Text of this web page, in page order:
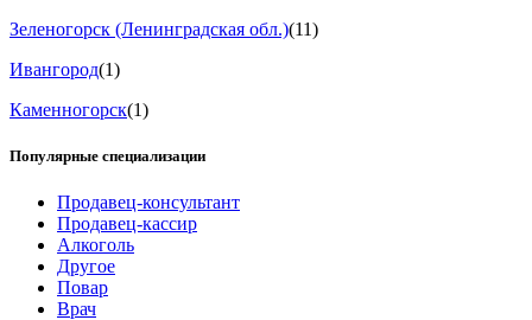
Зеленогорск (Ленинградская обл.)(11)
Ивангород(1)
Каменногорск(1)
Популярные специализации
Продавец-консультант
Продавец-кассир
Алкоголь
Другое
Повар
Врач